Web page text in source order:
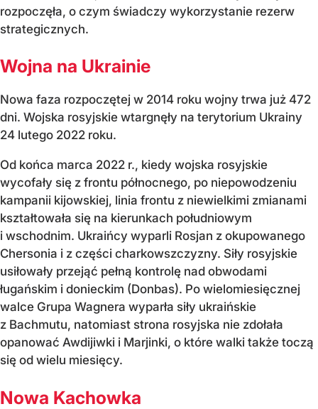
rozpoczęła, o czym świadczy wykorzystanie rezerw
strategicznych.
Wojna na Ukrainie
Nowa faza rozpoczętej w 2014 roku wojny trwa już 472
dni. Wojska rosyjskie wtargnęły na terytorium Ukrainy
24 lutego 2022 roku.
Od końca marca 2022 r., kiedy wojska rosyjskie
wycofały się z frontu północnego, po niepowodzeniu
kampanii kijowskiej, linia frontu z niewielkimi zmianami
kształtowała się na kierunkach południowym
i wschodnim. Ukraińcy wyparli Rosjan z okupowanego
Chersonia i z części charkowszczyzny. Siły rosyjskie
usiłowały przejąć pełną kontrolę nad obwodami
ługańskim i donieckim (Donbas). Po wielomiesięcznej
walce Grupa Wagnera wyparła siły ukraińskie
z Bachmutu, natomiast strona rosyjska nie zdołała
opanować Awdijiwki i Marjinki, o które walki także toczą
się od wielu miesięcy.
Nowa Kachowka